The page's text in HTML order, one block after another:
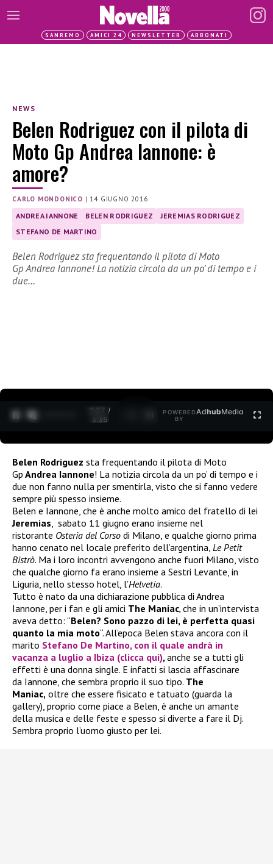
SANREMO AMICI 24 NEWSLETTER ABBONATI
NEWS
Belen Rodriguez con il pilota di
Moto Gp Andrea Iannone: è
amore?
CARLO MONDONICO | 14 GIUGNO 2016
ANDREA IANNONE BELEN RODRIGUEZ
JEREMIAS RODRIGUEZ
STEFANO DE MARTINO
Belen Rodriguez sta frequentando il pilota di Moto
Gp Andrea Iannone! La notizia circola da un po’ di tempo e i
due…
0:27 /
3:35
POWERED
BY
AdhubMedia
Belen Rodriguez sta frequentando il pilota di Moto
Gp Andrea Iannone! La notizia circola da un po’ di tempo e i
due non fanno nulla per smentirla, visto che si fanno vedere
sempre più spesso insieme.
Belen e Iannone, che è anche molto amico del fratello di lei
Jeremias , sabato 11 giugno erano insieme nel
ristorante Osteria del Corso di Milano, e qualche giorno prima
hanno cenato nel locale preferito dell’argentina, Le Petit
Bistrò. Ma i loro incontri avvengono anche fuori Milano, visto
che qualche giorno fa erano insieme a Sestri Levante, in
Liguria, nello stesso hotel, l’Helvetia.
Tutto è nato da una dichiarazione pubblica di Andrea
Iannone, per i fan e gli amici The Maniac, che in un’intervista
aveva detto: “Belen? Sono pazzo di lei, è perfetta quasi
quanto la mia moto“. All’epoca Belen stava ancora con il
marito Stefano De Martino, con il quale andrà in
vacanza a luglio a Ibiza (clicca qui), anche se a tutti gli
effetti è una donna single. E infatti si lascia affascinare
da Iannone, che sembra proprio il suo tipo. The
Maniac, oltre che essere fisicato e tatuato (guarda la
gallery), proprio come piace a Belen, è anche un amante
della musica e delle feste e spesso si diverte a fare il Dj.
Sembra proprio l’uomo giusto per lei.